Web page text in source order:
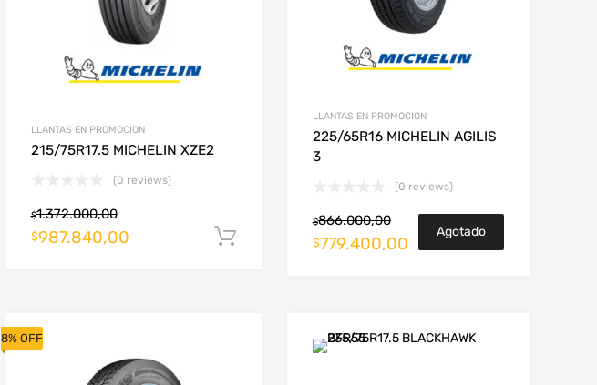
Añadir al carrito
LLANTAS EN PROMOCION
215/75R17.5 MICHELIN XZE2
(0 reviews)
$1.372.000,00
$987.840,00 Añadir al carrito
LLANTAS EN PROMOCION
225/65R16 MICHELIN AGILIS
3
(0 reviews)
$866.000,00
$779.400,00
Agotado
8% OFF